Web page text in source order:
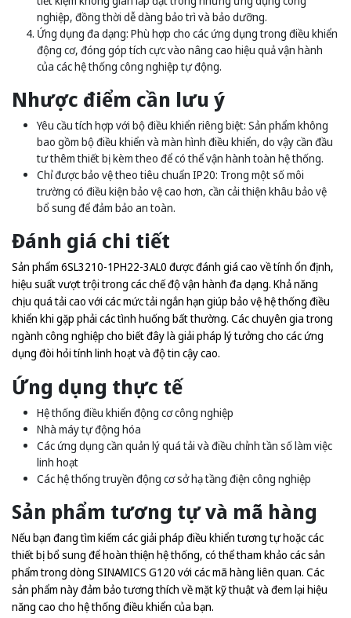
nghiệp, đồng thời dễ dàng bảo trì và bảo dưỡng.
Ứng dụng đa dạng: Phù hợp cho các ứng dụng trong điều khiển
động cơ, đóng góp tích cực vào nâng cao hiệu quả vận hành
của các hệ thống công nghiệp tự động.
Nhược điểm cần lưu ý
Yêu cầu tích hợp với bộ điều khiển riêng biệt: Sản phẩm không
bao gồm bộ điều khiển và màn hình điều khiển, do vậy cần đầu
tư thêm thiết bị kèm theo để có thể vận hành toàn hệ thống.
Chỉ được bảo vệ theo tiêu chuẩn IP20: Trong một số môi
trường có điều kiện bảo vệ cao hơn, cần cải thiện khâu bảo vệ
bổ sung để đảm bảo an toàn.
Đánh giá chi tiết
Sản phẩm 6SL3210-1PH22-3AL0 được đánh giá cao về tính ổn định,
hiệu suất vượt trội trong các chế độ vận hành đa dạng. Khả năng
chịu quá tải cao với các mức tải ngắn hạn giúp bảo vệ hệ thống điều
khiển khi gặp phải các tình huống bất thường. Các chuyên gia trong
ngành công nghiệp cho biết đây là giải pháp lý tưởng cho các ứng
dụng đòi hỏi tính linh hoạt và độ tin cậy cao.
Ứng dụng thực tế
Hệ thống điều khiển động cơ công nghiệp
Nhà máy tự động hóa
Các ứng dụng cần quản lý quá tải và điều chỉnh tần số làm việc
linh hoạt
Các hệ thống truyền động cơ sở hạ tầng điện công nghiệp
Sản phẩm tương tự và mã hàng
Nếu bạn đang tìm kiếm các giải pháp điều khiển tương tự hoặc các
thiết bị bổ sung để hoàn thiện hệ thống, có thể tham khảo các sản
phẩm trong dòng SINAMICS G120 với các mã hàng liên quan. Các
sản phẩm này đảm bảo tương thích về mặt kỹ thuật và đem lại hiệu
năng cao cho hệ thống điều khiển của bạn.